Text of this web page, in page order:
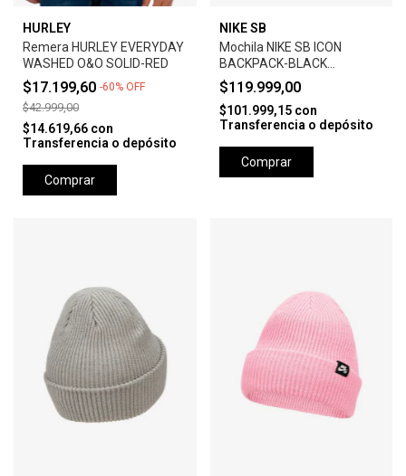
HURLEY
Remera HURLEY EVERYDAY
WASHED O&O SOLID-RED
$17.199,60 -60% OFF
$42.999,00
$14.619,66 con
Transferencia o depósito
Comprar
NIKE SB
Mochila NIKE SB ICON
BACKPACK-BLACK
ANTHRACITE
$119.999,00
$101.999,15 con
Transferencia o depósito
Comprar